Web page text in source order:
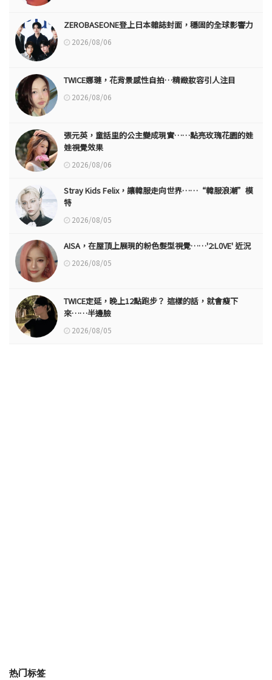
ZEROBASEONE登上日本雜誌封面，穩固的全球影響力
2026/08/06
TWICE娜璉，花背景感性自拍…精緻妝容引人注目
2026/08/06
張元英，童話里的公主變成現實……點亮玫瑰花園的娃
娃視覺效果
2026/08/06
Stray Kids Felix，讓韓服走向世界……“韓服浪潮”模
特
2026/08/05
AISA，在屋頂上展現的粉色髮型視覺……'2:L0VE' 近況
2026/08/05
TWICE定延，晚上12點跑步？ 這樣的話，就會瘦下
來……半邊臉
2026/08/05
热门标签